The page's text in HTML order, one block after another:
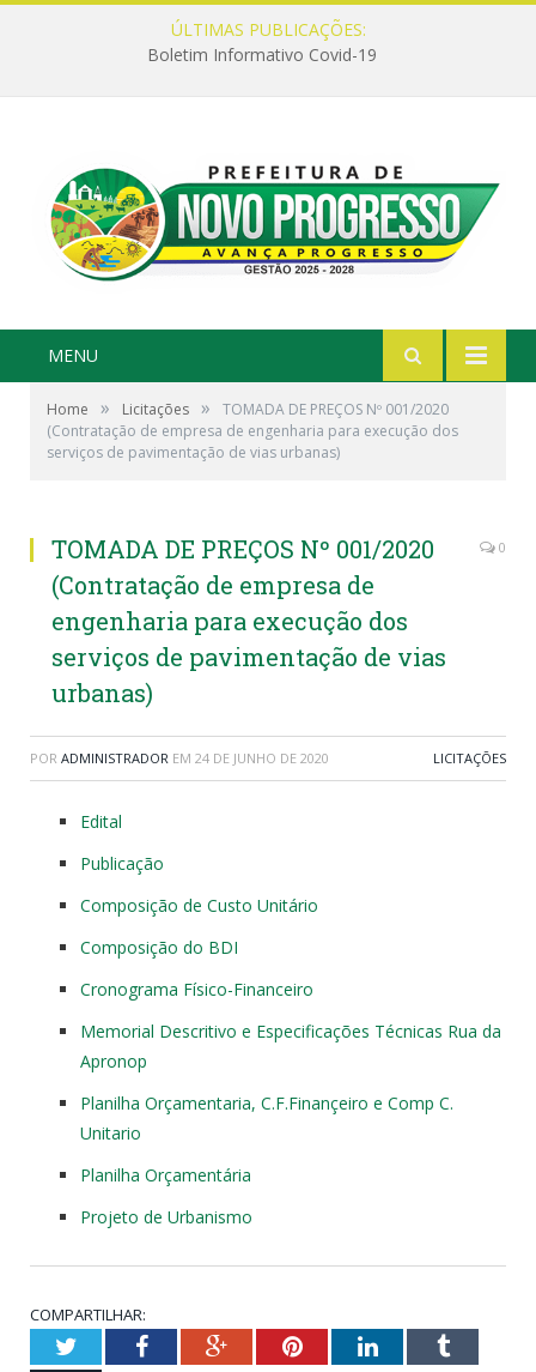
ÚLTIMAS PUBLICAÇÕES:
Boletim Informativo Covid-19
MENU
Home » Licitações »
TOMADA DE PREÇOS Nº 001/2020
(Contratação de empresa de engenharia para execução dos
serviços de pavimentação de vias urbanas)
TOMADA DE PREÇOS Nº 001/2020
(Contratação de empresa de
engenharia para execução dos
serviços de pavimentação de vias
urbanas)
0
POR ADMINISTRADOR EM 24 DE JUNHO DE 2020 LICITAÇÕES
Edital
Publicação
Composição de Custo Unitário
Composição do BDI
Cronograma Físico-Financeiro
Memorial Descritivo e Especificações Técnicas Rua da
Apronop
Planilha Orçamentaria, C.F.Finançeiro e Comp C.
Unitario
Planilha Orçamentária
Projeto de Urbanismo
COMPARTILHAR:
TwitterFacebookGoogle+PinterestLinkedInTumblr